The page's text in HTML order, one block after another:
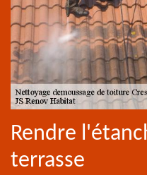
Rendre
terrasse